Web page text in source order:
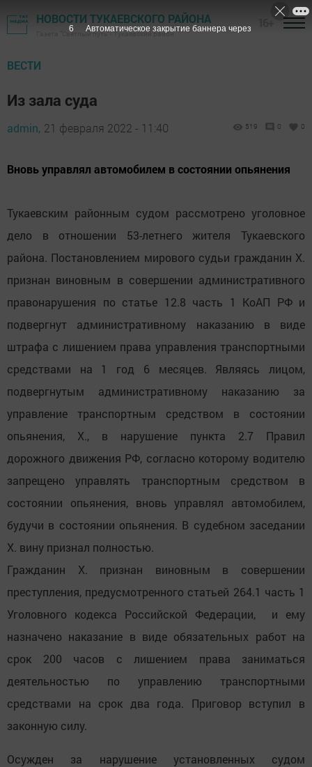
НОВОСТИ ТУКАЕВСКОГО РАЙОНА
Газета "Светлый путь" - Тукаевский район
ВЕСТИ
Из зала суда
admin, 21 февраля 2022 - 11:40 519 0 0
Вновь управлял автомобилем в состоянии опьянения
Тукаевским районным судом рассмотрено уголовное
дело в отношении 53-летнего жителя Тукаевского
района. Постановлением мирового судьи гражданин Х.
признан виновным в совершении административного
правонарушения по статье 12.8 часть 1 КоАП РФ и
подвергнут административному наказанию в виде
штрафа с лишением права управления транспортными
средствами на 1 год 6 месяцев. Являясь лицом,
подвергнутым административному наказанию за
управление транспортным средством в состоянии
опьянения, Х., в нарушение пункта 2.7 Правил
дорожного движения РФ, согласно которому водителю
запрещено управлять транспортным средством в
состоянии опьянения, вновь управлял автомобилем,
будучи в состоянии опьянения. В судебном заседании
Х. вину признал полностью.
Гражданин Х. признан виновным в совершении
преступления, предусмотренного статьей 264.1 часть 1
Уголовного кодекса Российской Федерации, и ему
назначено наказание в виде обязательных работ на
срок 200 часов с лишением права заниматься
деятельностью по управлению транспортными
средствами на срок два года. Приговор вступил в
законную силу.
Осужден за нарушение установленных судом
5 Автоматическое закрытие баннера через